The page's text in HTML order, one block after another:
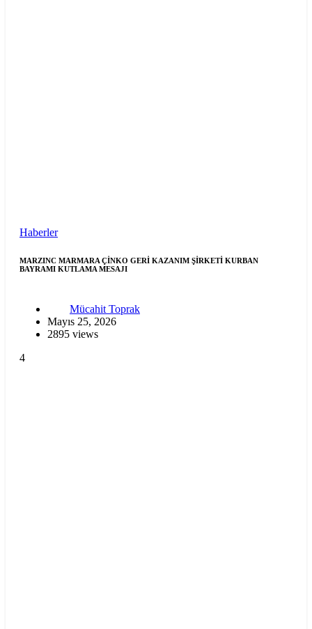
Haberler
MARZINC MARMARA ÇİNKO GERİ KAZANIM ŞİRKETİ KURBAN
BAYRAMI KUTLAMA MESAJI
Mücahit Toprak
Mayıs 25, 2026
2895 views
4